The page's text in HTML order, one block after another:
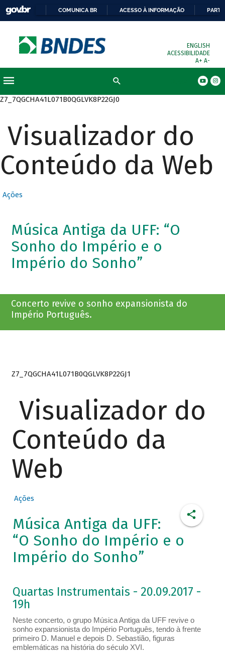
COMUNICA BR ACESSO À INFORMAÇÃO
ENGLISH
ACESSIBILIDADE
A+ A-
Z7_7QGCHA41L071B0QGLVK8P22GJ0
Visualizador do
Conteúdo da Web
Ações
Música Antiga da UFF: “O
Sonho do Império e o
Império do Sonho”
Concerto revive o sonho expansionista do
Império Português.
Z7_7QGCHA41L071B0QGLVK8P22GJ1
Visualizador do
Conteúdo da
Web
Ações
Música Antiga da UFF:
“O Sonho do Império e o
Império do Sonho”
Quartas Instrumentais - 20.09.2017 -
19h
Neste concerto, o grupo Música Antiga da UFF revive o
sonho expansionista do Império Português, tendo à frente
primeiro D. Manuel e depois D. Sebastião, figuras
emblemáticas na história do século XVI.